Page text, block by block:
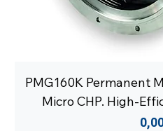
PMG160K Permanent
Micro CHP. High-